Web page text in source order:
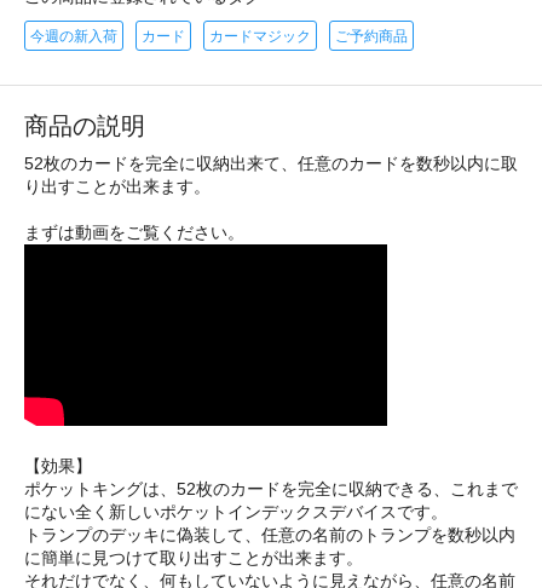
今週の新入荷 カード カードマジック ご予約商品
商品の説明
52枚のカードを完全に収納出来て、任意のカードを数秒以内に取
り出すことが出来ます。
まずは動画をご覧ください。
【効果】
ポケットキングは、52枚のカードを完全に収納できる、これまで
にない全く新しいポケットインデックスデバイスです。
トランプのデッキに偽装して、任意の名前のトランプを数秒以内
に簡単に見つけて取り出すことが出来ます。
それだけでなく、何もしていないように見えながら、任意の名前